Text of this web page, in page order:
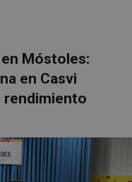
Móstoles:
en Casvi
rendimiento
mostoleshoy.com